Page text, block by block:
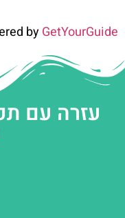
byGetYourGuide
עזרה עם